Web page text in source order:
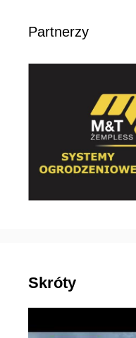
Partnerzy
Skróty